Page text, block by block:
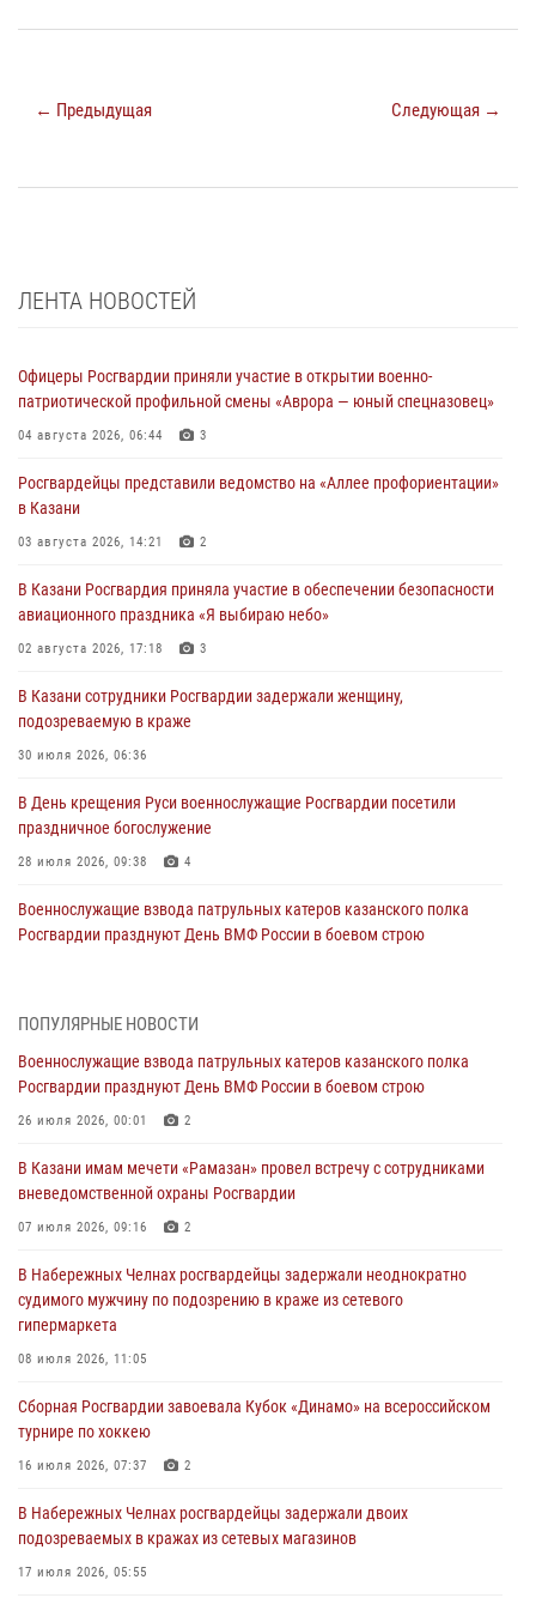
← Предыдущая Следующая →
ЛЕНТА НОВОСТЕЙ
Офицеры Росгвардии приняли участие в открытии военно-
патриотической профильной смены «Аврора — юный спецназовец»
04 августа 2026, 06:44 3
Росгвардейцы представили ведомство на «Аллее профориентации»
в Казани
03 августа 2026, 14:21 2
В Казани Росгвардия приняла участие в обеспечении безопасности
авиационного праздника «Я выбираю небо»
02 августа 2026, 17:18 3
В Казани сотрудники Росгвардии задержали женщину,
подозреваемую в краже
30 июля 2026, 06:36
В День крещения Руси военнослужащие Росгвардии посетили
праздничное богослужение
28 июля 2026, 09:38 4
Военнослужащие взвода патрульных катеров казанского полка
Росгвардии празднуют День ВМФ России в боевом строю
Татарстанские росгвардейцы завоевали «бронзу» в окружном этапе
24 июля 2026, 15:05 4
В казанском полку Росгвардии состоялся концерт певицы Кристины
В Нижнекамске сотрудники Росгвардии задержали подозреваемого
23 июля 2026, 06:47
В Казани Росгвардия приняла участие в обеспечении безопасности
крестного хода и освящения храма
ПОПУЛЯРНЫЕ НОВОСТИ
Военнослужащие взвода патрульных катеров казанского полка
Росгвардии празднуют День ВМФ России в боевом строю
26 июля 2026, 00:01 2
В Казани имам мечети «Рамазан» провел встречу с сотрудниками
вневедомственной охраны Росгвардии
07 июля 2026, 09:16 2
В Набережных Челнах росгвардейцы задержали неоднократно
судимого мужчину по подозрению в краже из сетевого
гипермаркета
08 июля 2026, 11:05
Сборная Росгвардии завоевала Кубок «Динамо» на всероссийском
турнире по хоккею
16 июля 2026, 07:37 2
В Набережных Челнах росгвардейцы задержали двоих
подозреваемых в кражах из сетевых магазинов
17 июля 2026, 05:55